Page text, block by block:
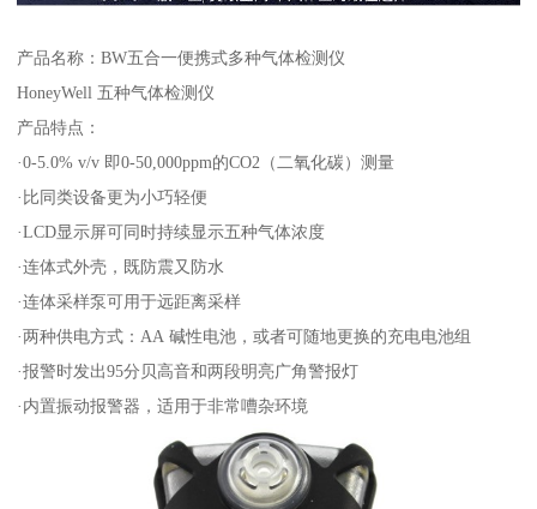
产品名称：BW五合一便携式多种气体检测仪
HoneyWell 五种气体检测仪
产品特点：
·0-5.0% v/v 即0-50,000ppm的CO2（二氧化碳）测量
·比同类设备更为小巧轻便
·LCD显示屏可同时持续显示五种气体浓度
·连体式外壳，既防震又防水
·连体采样泵可用于远距离采样
·两种供电方式：AA 碱性电池，或者可随地更换的充电电池组
·报警时发出95分贝高音和两段明亮广角警报灯
·内置振动报警器，适用于非常嘈杂环境